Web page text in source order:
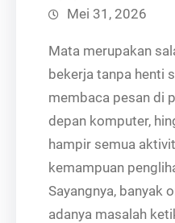
Mei 31, 2026
Mata merupakan
bekerja tanpa henti
membaca pesan di
depan komputer,
hampir semua
kemampuan
Sayangnya, banyak
adanya masalah